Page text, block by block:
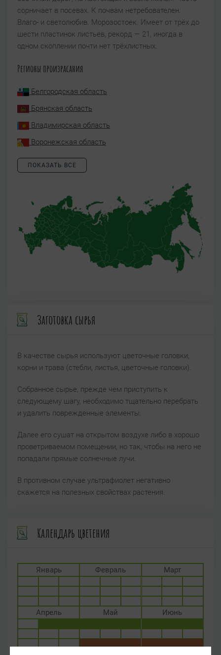
сорничает в посевах. К почвам нетребователен.
Влаго- и светолюбив. Морозостоек. Имеет от трёх до
шести пластинок листьев, рекорд — 21, иногда в
одном скоплении почти нет трёхлистных.
Регионы произрасания
Белгородская область
Брянская область
Владимирская область
Воронежская область
ПОКАЗАТЬ ВСЕ
Заготовка сырья
В качестве сырья используют цветочные головки,
корни и трава (стебли, листья, цветочные головки).
Собранное сырье, прежде чем приступить к
следующему шагу, необходимо тщательно перебрать
и удалить поврежденные элементы.
Далее его сушат на открытом воздухе либо в хорошо
проветриваемом помещении, но так, чтобы на него не
попадали прямые солнечные лучи.
В противном случае ультрафиолет негативно
скажется на полезных свойствах растения.
Календарь цветения
Январь Февраль Март
Апрель Май Июнь